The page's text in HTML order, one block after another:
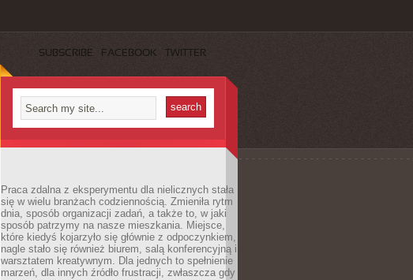
SUBSCRIBE FACEBOOK TWITTER
Praca zdalna z eksperymentu dla nielicznych stała
się w wielu branżach codziennością. Zmieniła rytm
dnia, sposób organizacji zadań, a także to, w jaki
sposób patrzymy na nasze mieszkania. Miejsce,
które kiedyś kojarzyło się głównie z odpoczynkiem,
nagle stało się również biurem, salą konferencyjną i
warsztatem kreatywnym. Dla jednych to spełnienie
marzeń, dla innych źródło frustracji, zwłaszcza gdy